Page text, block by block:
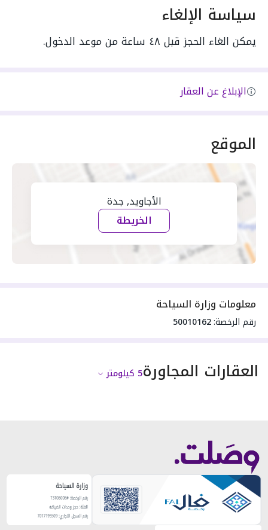
سياسة الإلغاء
يمكن الغاء الحجز قبل ٤٨ ساعة من موعد الدخول.
الإبلاغ عن العقار
الموقع
الأجاويد, جدة
الخريطة
معلومات وزارة السياحة
رقم الرخصة:50010162
العقارات المجاورة5 كيلومتر